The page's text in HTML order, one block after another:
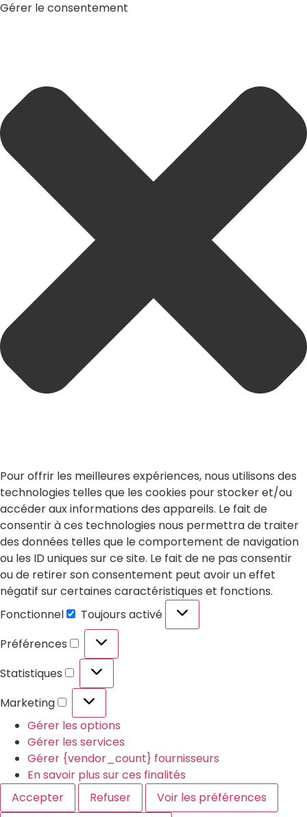
Gérer le consentement
Pour offrir les meilleures expériences, nous utilisons des
technologies telles que les cookies pour stocker et/ou
accéder aux informations des appareils. Le fait de
consentir à ces technologies nous permettra de traiter
des données telles que le comportement de navigation
ou les ID uniques sur ce site. Le fait de ne pas consentir
ou de retirer son consentement peut avoir un effet
négatif sur certaines caractéristiques et fonctions.
Fonctionnel
Toujours activé
Préférences
Statistiques
Marketing
Gérer les options
Gérer les services
Gérer {vendor_count} fournisseurs
En savoir plus sur ces finalités
Accepter
Refuser
Voir les préférences